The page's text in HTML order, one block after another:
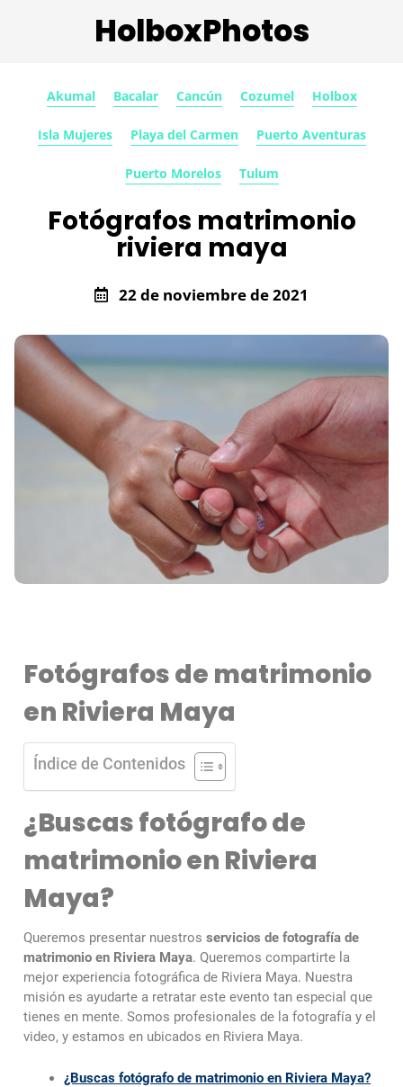
HolboxPhotos
Akumal Bacalar Cancún Cozumel Holbox
Isla Mujeres Playa del Carmen Puerto Aventuras
Puerto Morelos Tulum
Fotógrafos matrimonio
riviera maya
22 de noviembre de 2021
Fotógrafos de matrimonio
en Riviera Maya
Índice de Contenidos
¿Buscas fotógrafo de
matrimonio en Riviera
Maya?
Queremos presentar nuestros servicios de fotografía de
matrimonio en Riviera Maya. Queremos compartirte la
mejor experiencia fotográfica de Riviera Maya. Nuestra
misión es ayudarte a retratar este evento tan especial que
tienes en mente. Somos profesionales de la fotografía y el
video, y estamos en ubicados en Riviera Maya.
¿Buscas fotógrafo de matrimonio en Riviera Maya?